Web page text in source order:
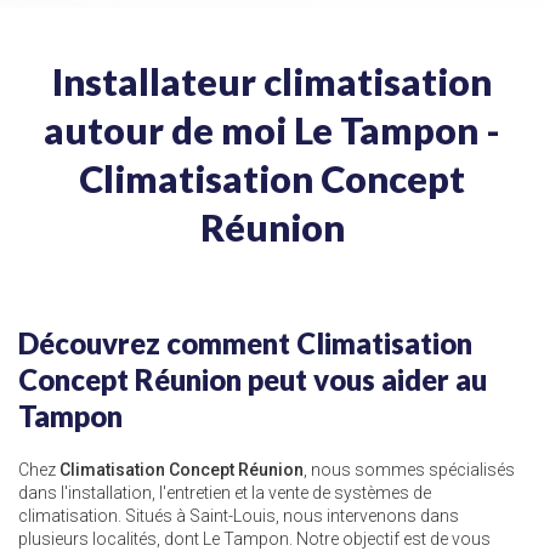
Installateur climatisation
autour de moi Le Tampon -
Climatisation Concept
Réunion
Découvrez comment Climatisation
Concept Réunion peut vous aider au
Tampon
Chez Climatisation Concept Réunion , nous sommes spécialisés
dans l'installation, l'entretien et la vente de systèmes de
climatisation. Situés à Saint-Louis, nous intervenons dans
plusieurs localités, dont Le Tampon. Notre objectif est de vous